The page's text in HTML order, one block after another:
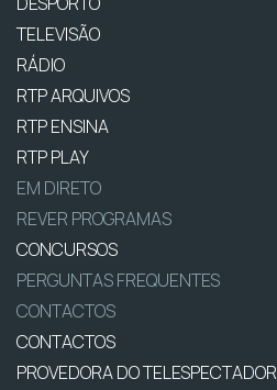
TELEVISÃO
RÁDIO
RTP ARQUIVOS
RTP ENSINA
RTP PLAY
EM DIRETO
REVER PROGRAMAS
CONCURSOS
PERGUNTAS FREQUENTES
CONTACTOS
CONTACTOS
PROVEDORA DO TELESPECTADOR